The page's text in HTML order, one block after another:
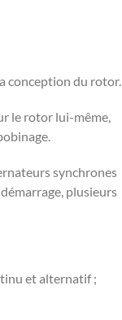
conception du rotor.
le rotor lui-même,
synchrones
plusieurs
et alternatif ;